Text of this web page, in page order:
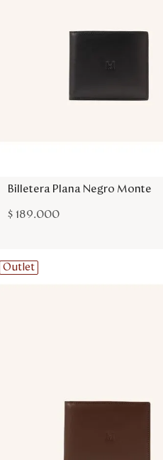
Billetera Plana Negro Monte
$ 189.000
Outlet